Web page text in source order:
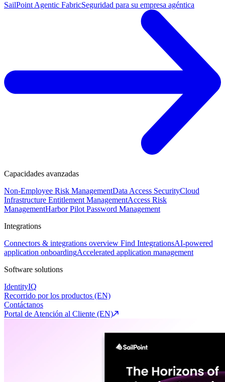
SailPoint Agentic FabricSeguridad para su empresa agéntica
Capacidades avanzadas
Non-Employee Risk ManagementData Access SecurityCloud
Infrastructure Entitlement ManagementAccess Risk
ManagementHarbor Pilot Password Management
Integrations
Connectors & integrations overview Find IntegrationsAI-powered
application onboardingAccelerated application management
Software solutions
IdentityIQ
Recorrido por los productos (EN)
Contáctanos
Portal de Atención al Cliente (EN)